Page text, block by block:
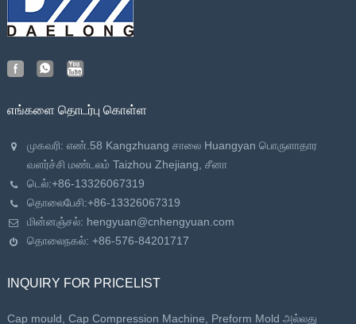
எங்களை தொடர்பு கொள்ள
முகவரி: எண்.58 Kangzhuang சாலை Huangyan பொருளாதார
வளர்ச்சி மண்டலம் Taizhou Zhejiang, சீனா
டெல்:+86-13326067319
தொலைபேசி:+86-13326067319
மின்னஞ்சல்: hengyuan@cnhengyuan.com
தொலைநகல்: +86-576-84201717
INQUIRY FOR PRICELIST
Cap mould, Cap Compression Machine, Preform Mold அல்லது